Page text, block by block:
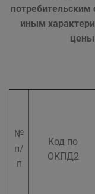
потребительским
иным
цены
№
п/
п
Код по
ОКПД2